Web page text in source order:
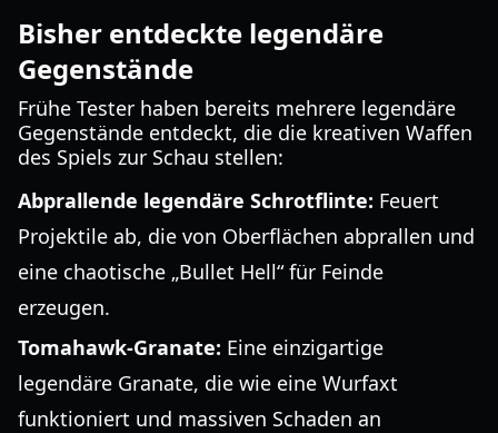
Bisher entdeckte legendäre
Gegenstände
Frühe Tester haben bereits mehrere legendäre
Gegenstände entdeckt, die die kreativen Waffen
des Spiels zur Schau stellen:
Abprallende legendäre Schrotflinte: Feuert
Projektile ab, die von Oberflächen abprallen und
eine chaotische „Bullet Hell“ für Feinde
erzeugen.
Tomahawk-Granate: Eine einzigartige
legendäre Granate, die wie eine Wurfaxt
funktioniert und massiven Schaden an